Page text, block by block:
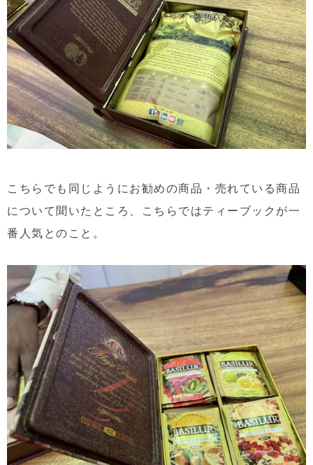
こちらでも同じようにお勧めの商品・売れている商品
について聞いたところ、こちらではティーブックが一
番人気とのこと。